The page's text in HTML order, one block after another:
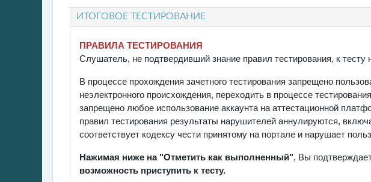
ИТОГОВОЕ ТЕСТИРОВАНИЕ
ПРАВИЛА ТЕСТИРОВАНИЯ
Слушатель, не подтвердивший знание правил тестирования, к тесту
В процессе прохождения зачетного тестирования запрещено
неэлектронного происхождения, переходить в процессе
запрещено любое использование аккаунта на аттестационной
правил тестирования результаты нарушителей аннулируются,
соответствует кодексу чести принятому на портале и нарушает
Нажимая ниже на "Отметить как выполненный", Вы
возможность приступить к тесту.